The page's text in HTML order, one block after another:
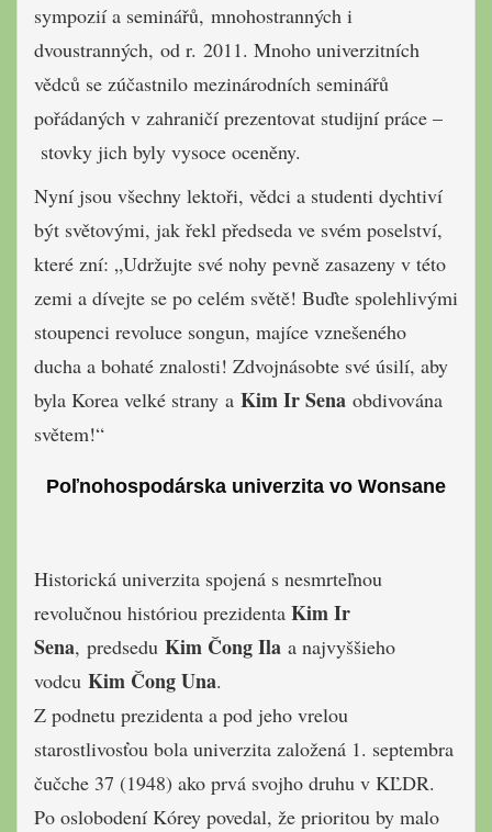
sympozií a seminářů, mnohostranných i
dvoustranných, od r. 2011. Mnoho univerzitních
vědců se zúčastnilo mezinárodních seminářů
pořádaných v zahraničí prezentovat studijní práce –
stovky jich byly vysoce oceněny.
Nyní jsou všechny lektoři, vědci a studenti dychtiví
být světovými, jak řekl předseda ve svém poselství,
které zní: „Udržujte své nohy pevně zasazeny v této
zemi a dívejte se po celém světě! Buďte spolehlivými
stoupenci revoluce songun, majíce vznešeného
ducha a bohaté znalosti! Zdvojnásobte své úsilí, aby
byla Korea velké strany a Kim Ir Sena obdivována
světem!“
Poľnohospodárska univerzita vo Wonsane
Historická univerzita spojená s nesmrteľnou
revolučnou históriou prezidenta Kim Ir
Sena, predsedu Kim Čong Ila a najvyššieho
vodcu Kim Čong Una.
Z podnetu prezidenta a pod jeho vrelou
starostlivosťou bola univerzita založená 1. septembra
čučche 37 (1948) ako prvá svojho druhu v KĽDR.
Po oslobodení Kórey povedal, že prioritou by malo